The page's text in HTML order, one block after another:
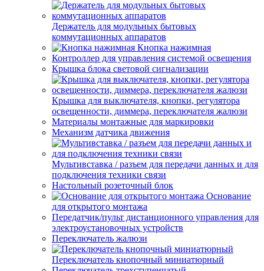
Держатель для модульных бытовых
коммутационных аппаратов
Кнопка нажимная
Контроллер для управления системой освещения
Крышка блока световой сигнализации
Крышка для выключателя, кнопки, регулятора
освещенности, диммера, переключателя жалюзи
Материалы монтажные для маркировки
Механизм датчика движения
Мультивставка / разъем для передачи данных и для
подключения техники связи
Настольный розеточный блок
Основание
для открытого монтажа
Передатчик/пульт дистанционного управления для
электроустановочных устройств
Переключатель жалюзи
Переключатель кнопочный миниатюрный